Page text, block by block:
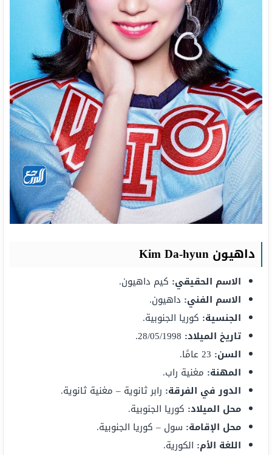
داهيون Kim Da-hyun
الاسم الحقيقي: كيم داهيون.
الاسم الفني: داهيون.
الجنسية: كوريا الجنوبية.
تاريخ الميلاد:
السن: 23 عامًا.
المهنة: مغنية راب.
الدور في الفرقة: رابر ثانوية – مغنية ثانوية.
محل الميلاد: كوريا الجنوبية.
محل الإقامة: سول – كوريا الجنوبية.
اللغة الأم: الكورية.